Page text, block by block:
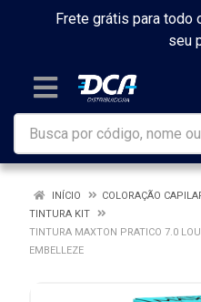
Frete grátis para todo
seu
INÍCIO
COLORAÇÃO
TINTURA KIT
TINTURA MAXTON PRATICO 7.0
EMBELLEZE